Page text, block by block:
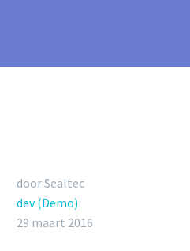
door Sealtec
dev (Demo)
29 maart 2016